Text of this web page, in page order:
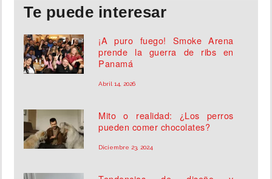
Te puede interesar
¡A puro fuego! Smoke Arena
prende la guerra de ribs en
Panamá
Abril 14, 2026
Mito o realidad: ¿Los perros
pueden comer chocolates?
Diciembre 23, 2024